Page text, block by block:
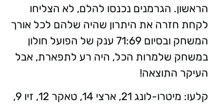
הראשון. הגרמנים נכנסו להלם, לא הצליחו
לקחת חזרה את היתרון שהיה שלהם לכל אורך
המשחק ובסיום 71:69 ענק של הפועל חולון
במשחק שלמרות הכל, היה רע לתפארת, אבל
העיקר התוצאה!
קלעו: מיטרו-לונג 21, ארצי 14, טאקר 12, זיו 9,